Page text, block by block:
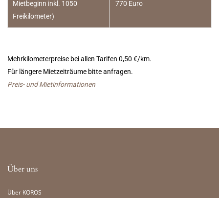
Mietbeginn inkl. 1050
Freikilometer)
770 Euro
Mehrkilometerpreise bei allen Tarifen 0,50 €/km.
Für längere Mietzeiträume bitte anfragen.
Preis- und Mietinformationen
Über uns
Über KOROS